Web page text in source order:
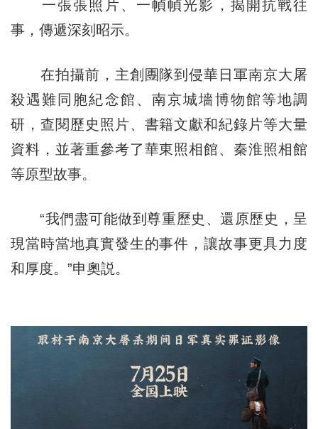
一張張照片、一幀幀光影，揭開抗戰往
事，傳遞深刻昭示。
在拍攝前，主創團隊到侵華日軍南京大屠
殺遇難同胞紀念館、南京城墻博物館等地調
研，查閱歷史照片、書籍文獻和紀錄片等大量
資料，並著重參考了華東照相館、秦淮照相館
等原型故事。
“我們盡可能做到尊重歷史、還原歷史，呈
現當時當地真實發生的事件，讓故事更具力度
和厚度。”申奧説。